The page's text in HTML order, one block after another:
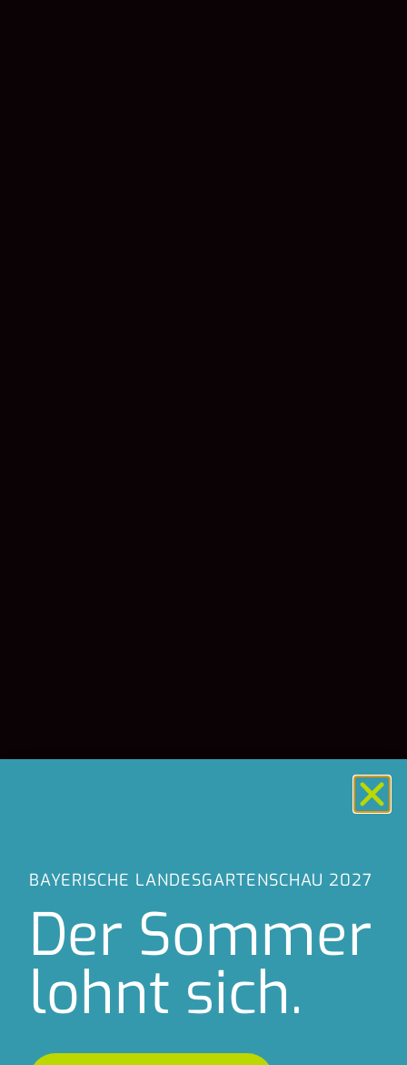
BAYERISCHE LANDESGARTENSCHAU 2027
Der Sommer
lohnt sich.
BAYERISCHE LANDESGARTENSCHAU 2027
Der Sommer
lohnt sich.